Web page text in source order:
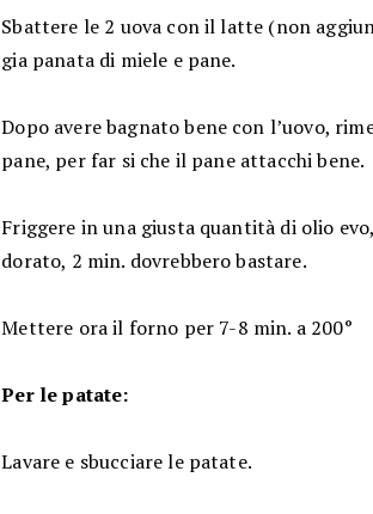
Sbattere le 2 uova con il latte (non
gia panata di miele e pane.
Dopo avere bagnato bene con l’uovo,
pane, per far si che il pane attacchi bene.
Friggere in una giusta quantità di olio
dorato, 2 min. dovrebbero bastare.
Mettere ora il forno per 7-8 min. a 200°
Per le patate:
Lavare e sbucciare le patate.